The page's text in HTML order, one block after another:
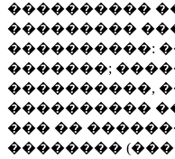
����������
���������
����������:
�������;
����������,
����������
��� ��
��������